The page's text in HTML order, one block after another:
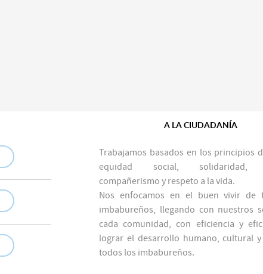
A LA CIUDADANÍA
Trabajamos basados en los principios
equidad social, solidaridad,
compañerismo y respeto a la vida.
Nos enfocamos en el buen vivir de
imbabureños, llegando con nuestros
cada comunidad, con eficiencia y
lograr el desarrollo humano, cultural
todos los imbabureños.